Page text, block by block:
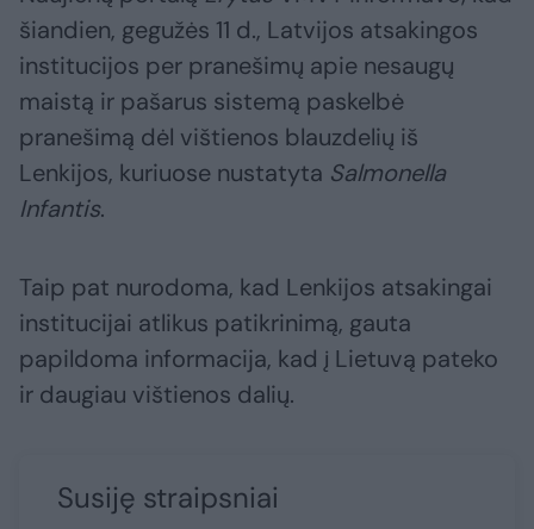
šiandien, gegužės 11 d., Latvijos atsakingos
institucijos per pranešimų apie nesaugų
maistą ir pašarus sistemą paskelbė
pranešimą dėl vištienos blauzdelių iš
Lenkijos, kuriuose nustatyta Salmonella
Infantis.
Taip pat nurodoma, kad Lenkijos atsakingai
institucijai atlikus patikrinimą, gauta
papildoma informacija, kad į Lietuvą pateko
ir daugiau vištienos dalių.
Susiję straipsniai